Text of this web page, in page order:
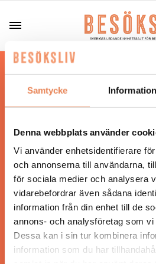
Samtycke Information
Denna webbplats använder
Vi använder enhetsidentifierare
och annonserna till användarna,
för sociala medier och analysera
vidarebefordrar även sådana
information från din enhet till de
annons- och analysföretag som
Dessa kan i sin tur kombinera
information som du har
Hos oss läser du landets
nyheter och snackisar inom
Besöksliv i sin tryckta form
Tidningen ges ut
ANSVARIG
Jonas